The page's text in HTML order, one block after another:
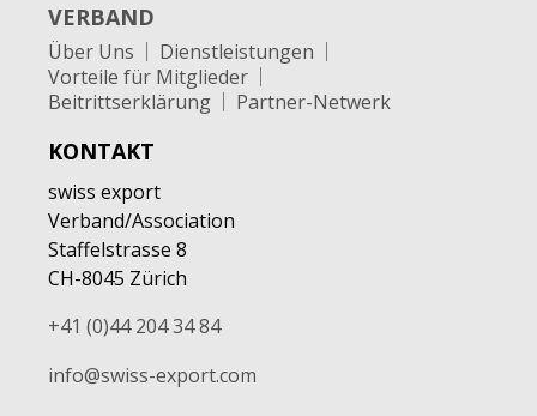
VERBAND
Über Uns
Dienstleistungen
Vorteile für Mitglieder
Beitrittserklärung
Partner-Netwerk
KONTAKT
swiss export
Verband/Association
Staffelstrasse 8
CH-8045 Zürich
+41 (0)44 204 34 84
info@swiss-export.com